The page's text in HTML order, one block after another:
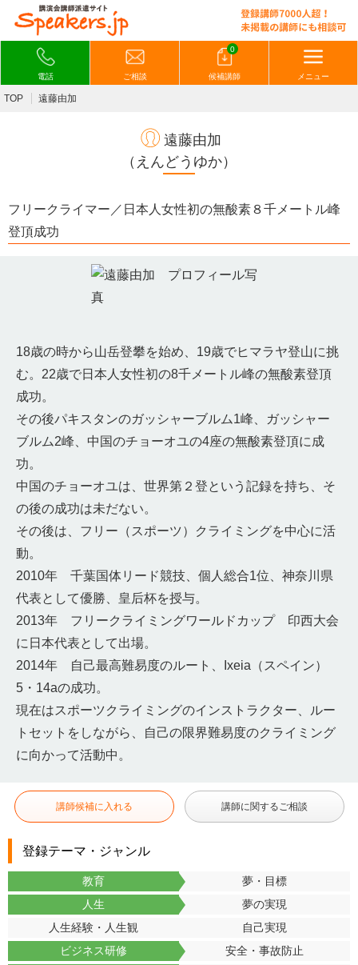
電話 ご相談
0
候補講師 メニュー
TOP 遠藤由加
遠藤由加
（えんどうゆか）
フリークライマー／日本人女性初の無酸素８千メートル峰
登頂成功
18歳の時から山岳登攀を始め、19歳でヒマラヤ登山に挑
む。22歳で日本人女性初の8千メートル峰の無酸素登頂
成功。
その後パキスタンのガッシャーブルム1峰、ガッシャー
ブルム2峰、中国のチョーオユの4座の無酸素登頂に成
功。
中国のチョーオユは、世界第２登という記録を持ち、そ
の後の成功は未だない。
その後は、フリー（スポーツ）クライミングを中心に活
動。
2010年 千葉国体リード競技、個人総合1位、神奈川県
代表として優勝、皇后杯を授与。
2013年 フリークライミングワールドカップ 印西大会
に日本代表として出場。
2014年 自己最高難易度のルート、Ixeia（スペイン）
5・14aの成功。
現在はスポーツクライミングのインストラクター、ルー
トセットをしながら、自己の限界難易度のクライミング
に向かって活動中。
講師候補に入れる 講師に関するご相談
登録テーマ・ジャンル
教育
夢・目標
人生
夢の実現
人生経験・人生観
自己実現
ビジネス研修
安全・事故防止